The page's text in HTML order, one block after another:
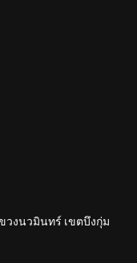
วงนวมินทร์ เขตบึงกุ่ม